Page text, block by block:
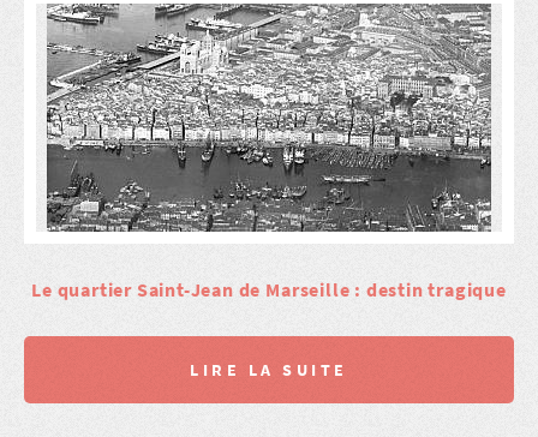
Le quartier Saint-Jean de Marseille : destin tragique
LIRE LA SUITE